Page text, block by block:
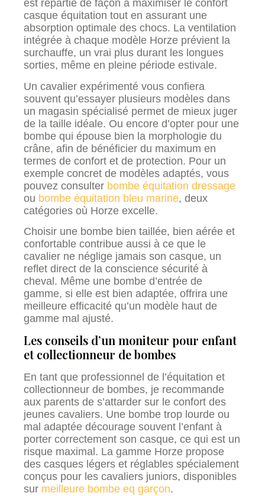
est répartie de façon à maximiser le confort
casque équitation tout en assurant une
absorption optimale des chocs. La ventilation
intégrée à chaque modèle Horze prévient la
surchauffe, un vrai plus durant les longues
sorties, même en pleine période estivale.
Un cavalier expérimenté vous confiera
souvent qu’essayer plusieurs modèles dans
un magasin spécialisé permet de mieux juger
de la taille idéale. Ou encore d’opter pour une
bombe qui épouse bien la morphologie du
crâne, afin de bénéficier du maximum en
termes de confort et de protection. Pour un
exemple concret de modèles adaptés, vous
pouvez consulter bombe équitation dressage
ou bombe équitation bleu marine, deux
catégories où Horze excelle.
Choisir une bombe bien taillée, bien aérée et
confortable contribue aussi à ce que le
cavalier ne néglige jamais son casque, un
reflet direct de la conscience sécurité à
cheval. Même une bombe d’entrée de
gamme, si elle est bien adaptée, offrira une
meilleure efficacité qu’un modèle haut de
gamme mal ajusté.
Les conseils d’un moniteur pour enfant
et collectionneur de bombes
En tant que professionnel de l’équitation et
collectionneur de bombes, je recommande
aux parents de s’attarder sur le confort des
jeunes cavaliers. Une bombe trop lourde ou
mal adaptée décourage souvent l’enfant à
porter correctement son casque, ce qui est un
risque maximal. La gamme Horze propose
des casques légers et réglables spécialement
conçus pour les cavaliers juniors, disponibles
sur meilleure bombe eq garçon.